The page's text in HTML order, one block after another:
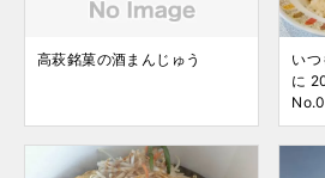
高萩銘菓の酒まんじゅう
い
に